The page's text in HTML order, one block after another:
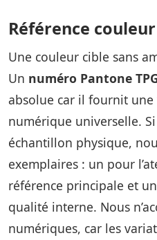
Référence couleur
Une couleur cible sans
Un numéro Pantone
absolue car il fournit une
numérique universelle.
échantillon physique,
exemplaires : un pour
référence principale et
qualité interne. Nous
numériques, car les